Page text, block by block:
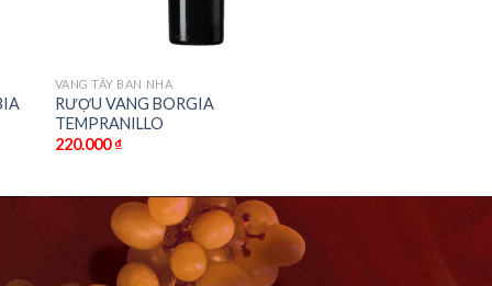
VANG TÂY BAN NHA
RƯỢU VANG BORGIA
TEMPRANILLO
220.000₫